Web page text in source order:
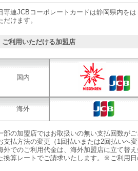
専連JCBコーポレートカードは静岡県内を
だけます。
ご利用いただける加盟店
国内
海外
部の加盟店ではお取扱いの無い支払回数がご
支払方法の変更（1回払いまたは2回払いへ
外でのご利用代金は、海外加盟店に立て替
換算レートでご請求いたします。※ご利用